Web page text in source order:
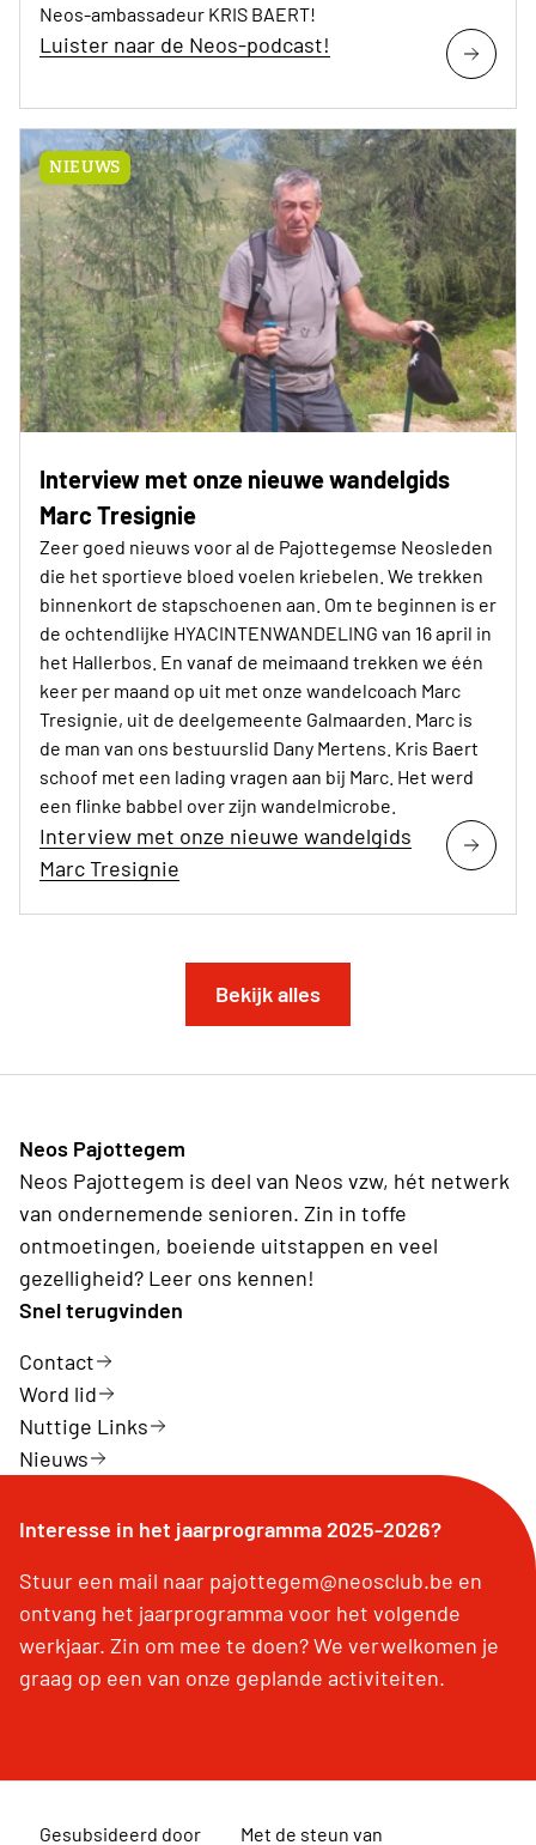
Neos-ambassadeur KRIS BAERT!
Luister naar de Neos-podcast!
NIEUWS
Interview met onze nieuwe wandelgids
Marc Tresignie
Zeer goed nieuws voor al de Pajottegemse Neosleden
die het sportieve bloed voelen kriebelen. We trekken
binnenkort de stapschoenen aan. Om te beginnen is er
de ochtendlijke HYACINTENWANDELING van 16 april in
het Hallerbos. En vanaf de meimaand trekken we één
keer per maand op uit met onze wandelcoach Marc
Tresignie, uit de deelgemeente Galmaarden. Marc is
de man van ons bestuurslid Dany Mertens. Kris Baert
schoof met een lading vragen aan bij Marc. Het werd
een flinke babbel over zijn wandelmicrobe.
Interview met onze nieuwe wandelgids
Marc Tresignie
Bekijk alles
Neos Pajottegem
Neos Pajottegem is deel van Neos vzw, hét netwerk
van ondernemende senioren. Zin in toffe
ontmoetingen, boeiende uitstappen en veel
gezelligheid? Leer ons kennen!
Snel terugvinden
Contact
Word lid
Nuttige Links
Nieuws
Interesse in het jaarprogramma 2025-2026?
Stuur een mail naar pajottegem@neosclub.be en
ontvang het jaarprogramma voor het volgende
werkjaar. Zin om mee te doen? We verwelkomen je
graag op een van onze geplande activiteiten.
Gesubsideerd door Met de steun van